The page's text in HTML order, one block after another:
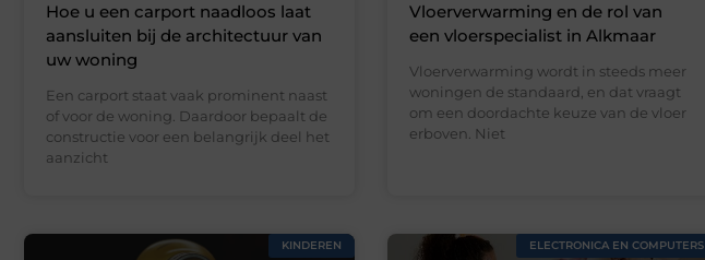
Hoe u een carport naadloos laat
aansluiten bij de architectuur van
uw woning
Een carport staat vaak prominent naast
of voor de woning. Daardoor bepaalt de
constructie voor een belangrijk deel het
aanzicht
Vloerverwarming en de rol van
een vloerspecialist in Alkmaar
Vloerverwarming wordt in steeds meer
woningen de standaard, en dat vraagt
om een doordachte keuze van de vloer
erboven. Niet
KINDEREN ELECTRONICA EN COMPUTERS